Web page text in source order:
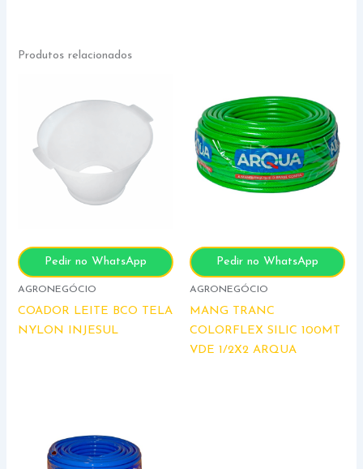
Produtos relacionados
Pedir no WhatsApp
AGRONEGÓCIO
COADOR LEITE BCO TELA
NYLON INJESUL
Pedir no WhatsApp
AGRONEGÓCIO
MANG TRANC
COLORFLEX SILIC 100MT
VDE 1/2X2 ARQUA